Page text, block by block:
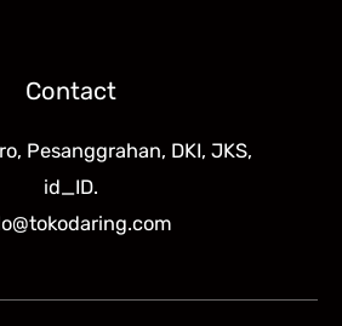
Contact
Pesanggrahan, DKI, JKS,
id_ID.